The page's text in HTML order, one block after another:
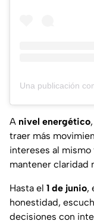
A nivel energético,
traer más
intereses al mismo
mantener claridad
Hasta el 1 de junio,
honestidad,
decisiones con